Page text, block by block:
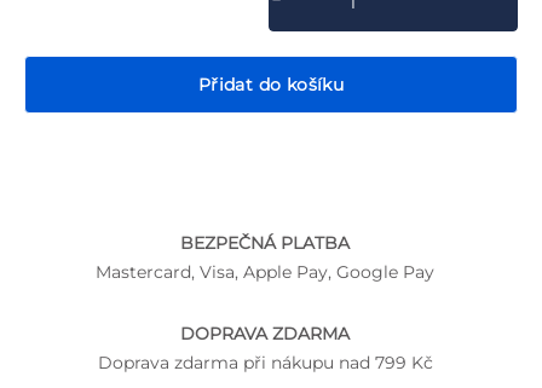
Přidat do košíku
BEZPEČNÁ PLATBA
Mastercard, Visa, Apple Pay, Google Pay
DOPRAVA ZDARMA
Doprava zdarma při nákupu nad 799 Kč